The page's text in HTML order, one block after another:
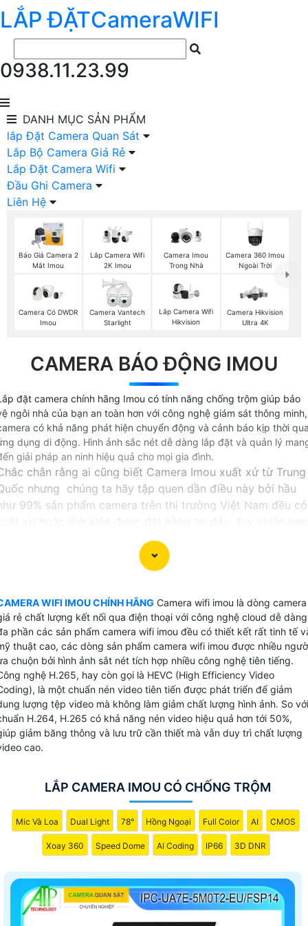
LẮP ĐẶTCameraWIFI
0938.11.23.99
DANH MỤC SẢN PHẨM
lắp Đặt Camera Quan Sát
Lắp Bộ Camera Giá Rẻ
Lắp Đặt Camera Wifi
Đầu Ghi Camera
Liên Hệ
Báo Giá Camera 2
Mắt Imou
Lắp Camera Wifi
2K Imou
Camera Imou
Trong Nhà
Camera 360 Imou
Ngoài Trời
Camera Có DWDR
Imou
Camera Vantech
Starlight
Lắp Camera Wifi
Hikvision
Camera Hikvision
Ultra 4K
CAMERA BÁO ĐỘNG IMOU
đặt camera chính hãng Imou có tính năng chống trộm giúp bảo
ngôi nhà của bạn an toàn hơn với công nghệ giám sát thông minh,
có khả năng phát hiện chuyển động và cảnh báo kịp thời
dụng di động. Hình ảnh sắc nét dễ dàng lắp đặt và quản lý
giải pháp an ninh hiệu quả cho mọi gia đình.
chắn rằng ai cũng biết Camera Imou xuất xứ từ Trung
nhưng chúng ta hãy tập quen dần điều này bởi hầu
99% sản phẩm camera trên thị trường Việt Nam đều có
thừa biết rằng công nghệ của Trung Quốc phát triển
trong những năm gần đâu và vương lên đứng thứ 2
wifi imou được tách ra từ sản phẩm camera wifi
Dahua là những sản phâm camera wifi chất lượng cao
hợp nhiều công nghệ của thương hiệu Dahua nhưng chỉ
xuất những sản phẩm wifi chuyên dụng do đó nâng cao
lượng hoặt động của dòng sản phẩm camera Imou.
wifi imou dễ dàng cài đặt và bảo mât cao, là dòng
phẩm camera thương hiệu top 10 thế giới về camera
sát và hệ thống an ninh, Camera Imou cài đặt giám
điện thoại với công nghệ cloud và được bảo mật 2 lớ
CAMERA WIFI IMOU CHÍNH HÃNG
camer wifi imou được xem như sản phẩm camera wifi
dân giá rẻ thiết kế ấn tượng sản xuất nhiêu phân khúc
chất lượng hình ảnh khác nhau, camera wifi imou dùng
trong những dự án văn phòng, cửa hàng giải pháp
chi phí hình ảnh đáp ứng nhu cầu giám sát
WIFI IMOU CHÍNH HÃNG Camera wifi imou là dòng camera
rẻ chất lượng kết nối qua điện thoại với công nghệ cloud dễ
phần các sản phẩm camera wifi imou đều có thiết kết rất tinh tế
thuật cao, các dòng sản phẩm camera wifi imou được nhiều
chuộn bởi hình ảnh sắt nét tích hợp nhiều công nghệ tiên tiếng.
nghệ H.265, hay còn gọi là HEVC (High Efficiency Video
là một chuẩn nén video tiên tiến được phát triển để giảm
lượng tệp video mà không làm giảm chất lượng hình ảnh. So với
H.264, H.265 có khả năng nén video hiệu quả hơn tới 50%,
giảm băng thông và lưu trữ cần thiết mà vẫn duy trì chất lượng
cao.
LẮP CAMERA IMOU CÓ CHỐNG TRỘM
Mic Và Loa Dual Light 78° Hồng Ngoại Full Color AI CMOS
Xoay 360 Speed Dome AI Coding IP66 3D DNR